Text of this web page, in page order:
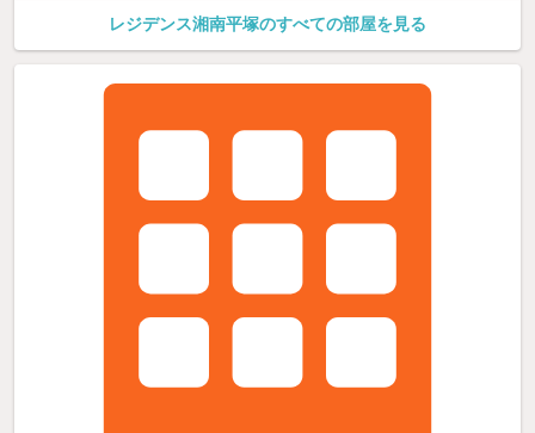
レジデンス湘南平塚のすべての部屋を見る